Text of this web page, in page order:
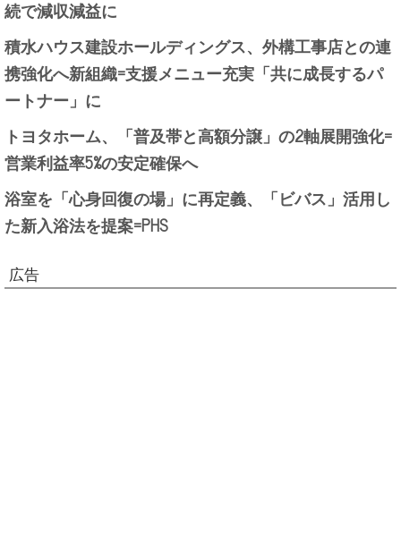
続で減収減益に
積水ハウス建設ホールディングス、外構工事店との連
携強化へ新組織=支援メニュー充実「共に成長するパ
ートナー」に
トヨタホーム、「普及帯と高額分譲」の2軸展開強化=
営業利益率5%の安定確保へ
浴室を「心身回復の場」に再定義、「ビバス」活用し
た新入浴法を提案=PHS
広告